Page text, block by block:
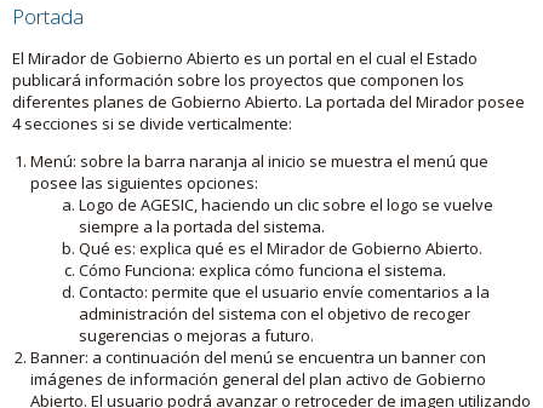
Portada
El Mirador de Gobierno Abierto es un portal en el cual el Estado
publicará información sobre los proyectos que componen los
diferentes planes de Gobierno Abierto. La portada del Mirador posee
4 secciones si se divide verticalmente:
Menú: sobre la barra naranja al inicio se muestra el menú que
posee las siguientes opciones:
Logo de AGESIC, haciendo un clic sobre el logo se vuelve
siempre a la portada del sistema.
Qué es: explica qué es el Mirador de Gobierno Abierto.
Cómo Funciona: explica cómo funciona el sistema.
Contacto: permite que el usuario envíe comentarios a la
administración del sistema con el objetivo de recoger
sugerencias o mejoras a futuro.
Banner: a continuación del menú se encuentra un banner con
imágenes de información general del plan activo de Gobierno
Abierto. El usuario podrá avanzar o retroceder de imagen utilizando